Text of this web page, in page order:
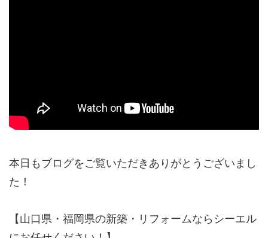
本日もブログをご覧いただきありがとうございまし
た！
【山口県・福岡県の新築・リフォームならシーエル